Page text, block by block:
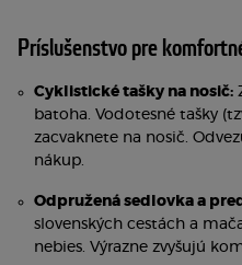
Príslušenstvo pre
Cyklistické tašky na nosič:
batoha. Vodotesné tašky
zacvaknete na nosič.
nákup.
Odpružená sedlovka a
slovenských cestách a
nebies. Výrazne zvyšujú